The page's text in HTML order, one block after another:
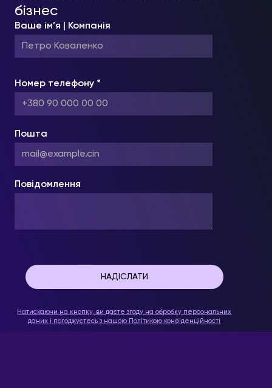
бізнес
Ваше ім’я | Компанія
Номер телефону *
Пошта
Повідомлення
Натискаючи на кнопку, ви даєте згоду на обробку персональних
даних і погоджуєтесь з нашою Політикою конфіденційності